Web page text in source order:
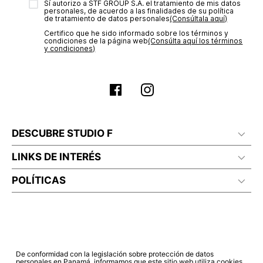
No planchar con vapor
estado de tu compra puedes ingresar al menú de “Mi cuenta -
Mis Pedidos” en nuestra página webwww.studiofpanama.pa
Sí autorizo a STF GROUP S.A. el tratamiento de mis datos
personales, de acuerdo a las finalidades de su política
de tratamiento de datos personales‎(Consúltala aquí)
Certifico que he sido informado sobre los términos y
condiciones de la página web‎(Consúlta aquí los términos
y condiciones)
DESCUBRE STUDIO F
LINKS DE INTERÉS
POLÍTICAS
De conformidad con la legislación sobre protección de datos